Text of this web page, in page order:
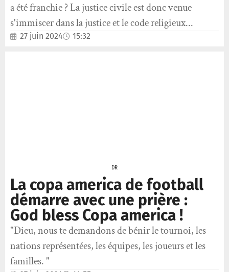
a été franchie ? La justice civile est donc venue
s'immiscer dans la justice et le code religieux...
27 juin 2024 15:32
DR
La copa america de football
démarre avec une prière :
God bless Copa america !
"Dieu, nous te demandons de bénir le tournoi, les
nations représentées, les équipes, les joueurs et les
familles. "